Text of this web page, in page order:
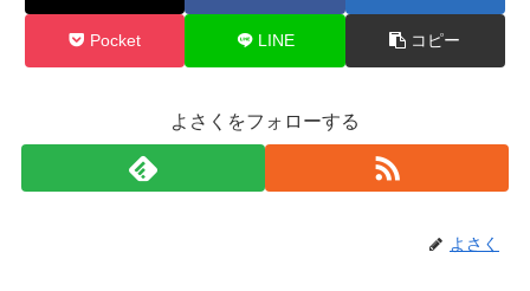
Pocket LINE コピー
よさくをフォローする
よさく